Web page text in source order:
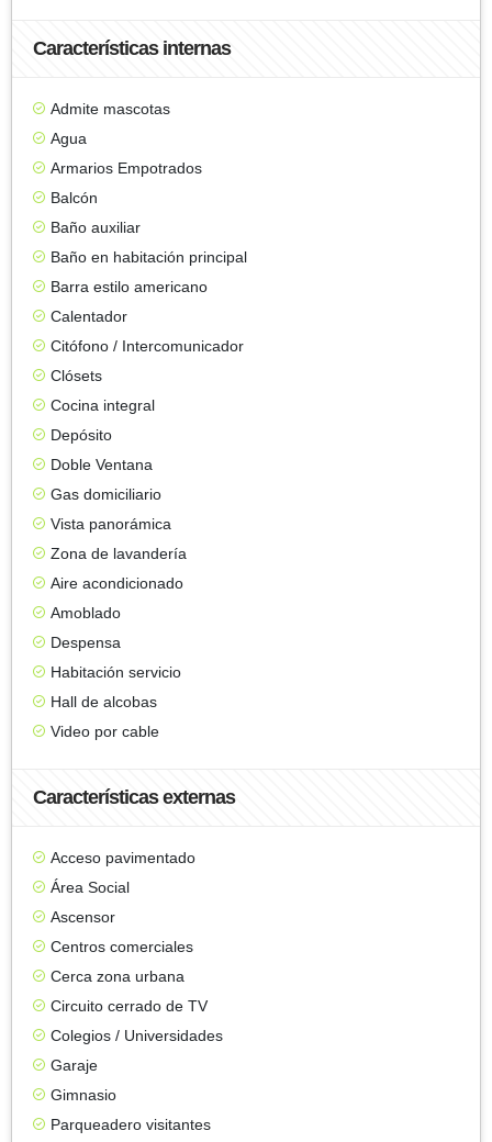
Características internas
Admite mascotas
Agua
Armarios Empotrados
Balcón
Baño auxiliar
Baño en habitación principal
Barra estilo americano
Calentador
Citófono / Intercomunicador
Clósets
Cocina integral
Depósito
Doble Ventana
Gas domiciliario
Vista panorámica
Zona de lavandería
Aire acondicionado
Amoblado
Despensa
Habitación servicio
Hall de alcobas
Video por cable
Características externas
Acceso pavimentado
Área Social
Ascensor
Centros comerciales
Cerca zona urbana
Circuito cerrado de TV
Colegios / Universidades
Garaje
Gimnasio
Parqueadero visitantes